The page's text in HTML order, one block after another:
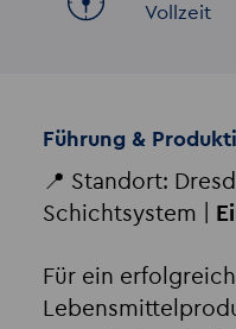
Vollzeit
Führung &
📍 Standort:
Schichtsystem |
Für ein